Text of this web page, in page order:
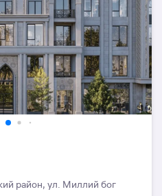
район, ул. Миллий бог